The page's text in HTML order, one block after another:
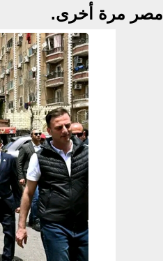
مصر مرة أخرى.